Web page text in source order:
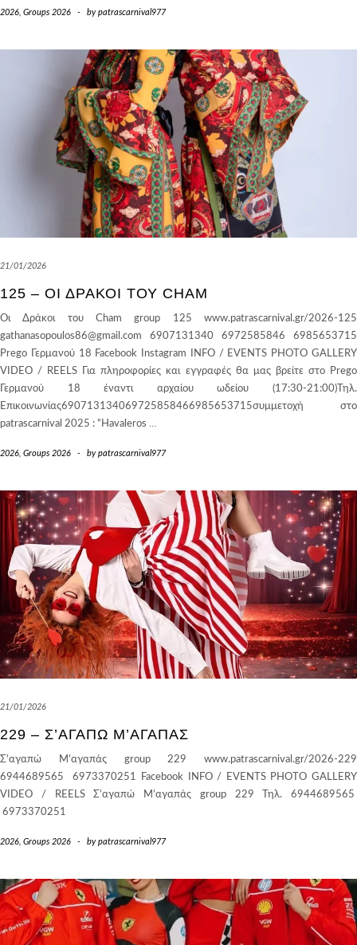
2026 Groups 2026 - bypatrascarnival977
21/01/2026
125 – ΟΙ ΔΡΆΚΟΙ ΤΟΥ CHAM
Οι Δράκοι του Cham group 125 www.patrascarnival.gr/2026-125
gathanasopoulos86@gmail.com 6907131340 6972585846 6985653715
Prego Γερμανού 18 Facebook Instagram INFO / EVENTS PHOTO GALLERY
VIDEO / REELS Για πληροφορίες και εγγραφές θα μας βρείτε στο Prego
Γερμανού 18 έναντι αρχαίου ωδείου (17:30-21:00)Τηλ.
Επικοινωνίας690713134069725858466985653715συμμετοχή στο
patrascarnival 2025 : “Havaleros …
2026 Groups 2026 - bypatrascarnival977
21/01/2026
229 – Σ’ΑΓΑΠΏ Μ’ΑΓΑΠΆΣ
Σ’αγαπώ Μ’αγαπάς group 229 www.patrascarnival.gr/2026-229
6944689565 6973370251 Facebook INFO / EVENTS PHOTO GALLERY
VIDEO / REELS Σ’αγαπώ Μ’αγαπάς group 229 Τηλ. 6944689565
6973370251
2026, Groups 2026 - bypatrascarnival977